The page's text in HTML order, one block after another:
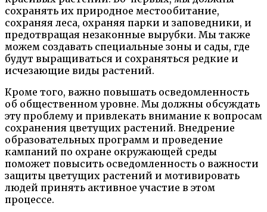
сохранять их природное местообитание,
сохраняя леса, охраняя парки и заповедники, и
предотвращая незаконные вырубки. Мы также
можем создавать специальные зоны и сады, где
будут выращиваться и сохраняться редкие и
исчезающие виды растений.
Кроме того, важно повышать осведомленность
об общественном уровне. Мы должны обсуждать
эту проблему и привлекать внимание к вопросам
сохранения цветущих растений. Внедрение
образовательных программ и проведение
кампаний по охране окружающей среды
поможет повысить осведомленность о важности
защиты цветущих растений и мотивировать
людей принять активное участие в этом
процессе.